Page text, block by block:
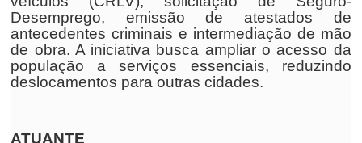
Desemprego, emissão de atestados de
antecedentes criminais e intermediação de mão
de obra. A iniciativa busca ampliar o acesso da
população a serviços essenciais, reduzindo
deslocamentos para outras cidades.
ATUANTE